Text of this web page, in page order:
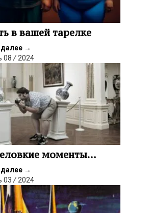
в вашей тарелке
→
08 / 2024
моменты…
→
03/2024